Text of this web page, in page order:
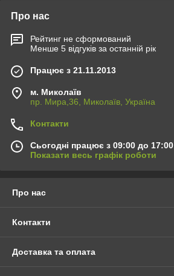
Про нас
Рейтинг не сформований
Менше 5 відгуків за останній рік
Працює з 21.11.2013
м. Миколаїв
пр. Мира,36, Миколаїв, Україна
Контакти
Сьогодні працює з 09:00 до 17:00
Показати весь графік роботи
Про нас
Контакти
Доставка та оплата